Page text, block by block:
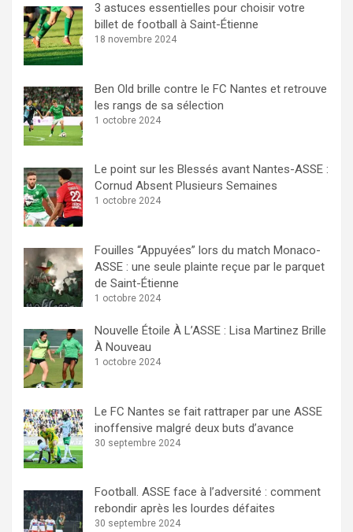
3 astuces essentielles pour choisir votre
billet de football à Saint-Étienne
18 novembre 2024
Ben Old brille contre le FC Nantes et retrouve
les rangs de sa sélection
1 octobre 2024
Le point sur les Blessés avant Nantes-ASSE :
Cornud Absent Plusieurs Semaines
1 octobre 2024
Fouilles “Appuyées” lors du match Monaco-
ASSE : une seule plainte reçue par le parquet
de Saint-Étienne
1 octobre 2024
Nouvelle Étoile À L’ASSE : Lisa Martinez Brille
À Nouveau
1 octobre 2024
Le FC Nantes se fait rattraper par une ASSE
inoffensive malgré deux buts d’avance
30 septembre 2024
Football. ASSE face à l’adversité : comment
rebondir après les lourdes défaites
30 septembre 2024